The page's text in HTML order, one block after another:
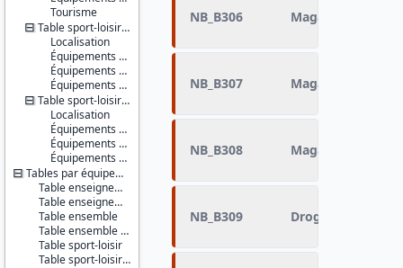
Tourisme
Table sport-loisir - communes
Localisation
Équipements sportifs
Équipements de loisirs
Équipements culturels et socioculturels
Table sport-loisir - IRIS
Localisation
Équipements sportifs
Équipements de loisirs
Équipements culturels et socioculturels
Tables par équipements
Table enseignement
Table enseignement - localisation XY
Table ensemble
Table ensemble - localisation XY
Table sport-loisir
Table sport-loisir - localisation XY
NB_B306 Magasin de
NB_B307 Magasin
NB_B308 Magasin de
NB_B309 Droguerie